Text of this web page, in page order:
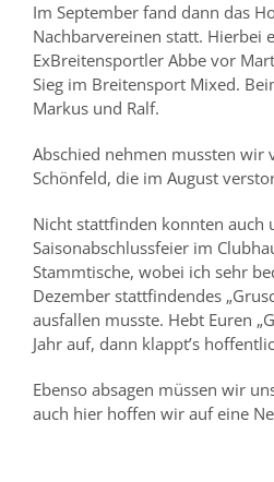
Im September fand dann das
Nachbarvereinen statt. Hierbei
ExBreitensportler Abbe vor
Sieg im Breitensport Mixed.
Markus und Ralf.
Abschied nehmen mussten wir
Schönfeld, die im August
Nicht stattfinden konnten auch
Saisonabschlussfeier im
Stammtische, wobei ich sehr
Dezember stattfindendes
ausfallen musste. Hebt Euren
Jahr auf, dann klappt’s
Ebenso absagen müssen wir
auch hier hoffen wir auf eine